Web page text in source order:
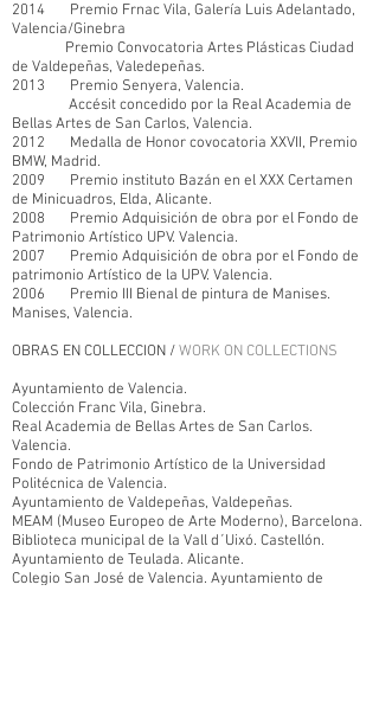
2014 Premio Frnac Vila, Galería Luis Adelantado,
Valencia/Ginebra
Premio Convocatoria Artes Plásticas Ciudad
de Valdepeñas, Valedepeñas.
2013 Premio Senyera, Valencia.
Accésit concedido por la Real Academia de
Bellas Artes de San Carlos, Valencia.
2012 Medalla de Honor covocatoria XXVII, Premio
BMW, Madrid.
2009 Premio instituto Bazán en el XXX Certamen
de Minicuadros, Elda, Alicante.
2008 Premio Adquisición de obra por el Fondo de
Patrimonio Artístico UPV. Valencia.
2007 Premio Adquisición de obra por el Fondo de
patrimonio Artístico de la UPV. Valencia.
2006 Premio III Bienal de pintura de Manises.
Manises, Valencia.
OBRAS EN COLLECCION /WORK ON COLLECTIONS
Ayuntamiento de Valencia.
Colección Franc Vila, Ginebra.
Real Academia de Bellas Artes de San Carlos.
Valencia.
Fondo de Patrimonio Artístico de la Universidad
Politécnica de Valencia.
Ayuntamiento de Valdepeñas, Valdepeñas.
MEAM (Museo Europeo de Arte Moderno), Barcelona.
Biblioteca municipal de la Vall d´Uixó. Castellón.
Ayuntamiento de Teulada. Alicante.
Colegio San José de Valencia. Ayuntamiento de